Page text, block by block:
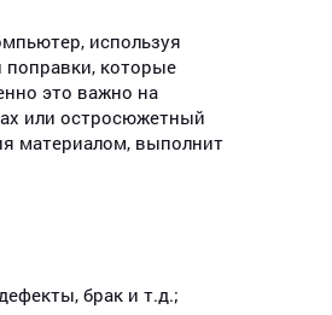
используя
которые
это важно на
или остросюжетный
материалом, выполнит
брак и т.д.;